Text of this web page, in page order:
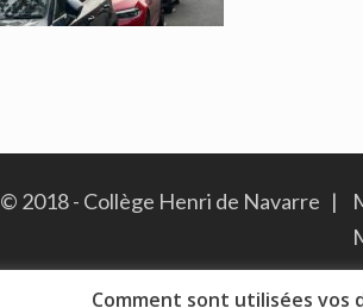
© 2018 - Collège Henri de Navarre |
Comment sont utilisées vos